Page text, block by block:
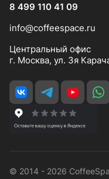
8 499 110 41 09
info@coffeespace.ru
Центральный офис
г. Москва, ул. 3я
© 2014 - 2026